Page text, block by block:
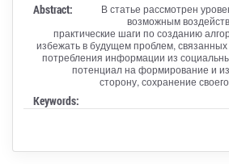
Abstract:
В статье рассмотрен
возможным
практические шаги по созданию
избежать в будущем проблем,
потребления информации из
потенциал на формирование и
сторону, сохранение
Keywords: